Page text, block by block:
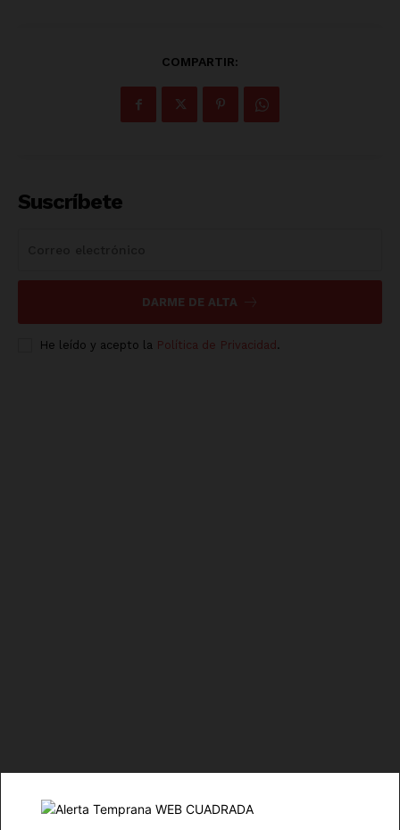
SUSCRÍBETE AHORA
COMPARTIR:
Suscríbete
DARME DE ALTA
He leído y acepto la Política de Privacidad .